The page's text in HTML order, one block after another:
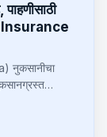
Insurance
नुकसानीचा